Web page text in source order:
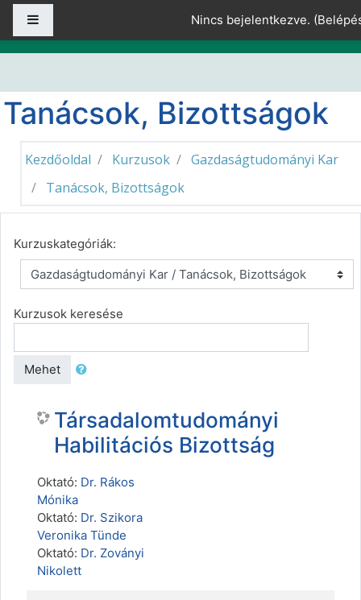
Tovább a fő tartalomhoz
Nincs bejelentkezve. (
Tanácsok, Bizottságok
Kezdőoldal Kurzusok
Gazdaságtudományi Kar
Tanácsok, Bizottságok
Kurzuskategóriák:
Kurzusok keresése
Mehet
Társadalomtudományi
Habilitációs Bizottság
Oktató: Dr. Rákos
Mónika
Oktató: Dr. Szikora
Veronika Tünde
Oktató: Dr. Zoványi
Nikolett